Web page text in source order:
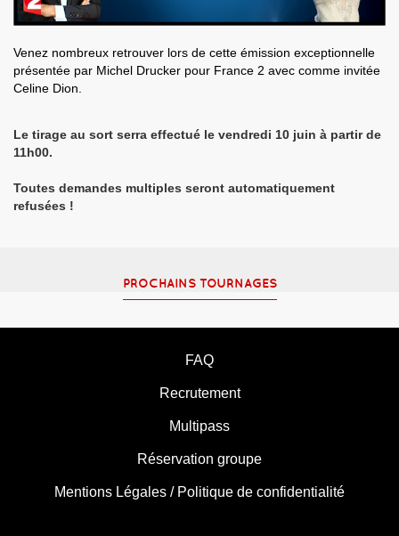
Venez nombreux retrouver lors de cette émission exceptionnelle
présentée par Michel Drucker pour France 2 avec comme invitée
Celine Dion.
Le tirage au sort serra effectué le vendredi 10 juin à partir de
11h00.
Toutes demandes multiples seront automatiquement
refusées !
PROCHAINS TOURNAGES
FAQ
Recrutement
Multipass
Réservation groupe
Mentions Légales / Politique de confidentialité